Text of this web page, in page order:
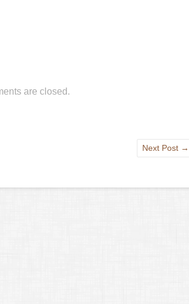
are closed.
Next Post →